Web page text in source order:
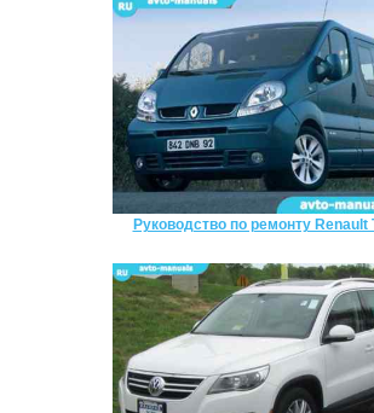
Руководство по ремонту Renault